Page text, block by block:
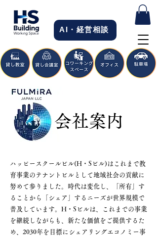
AI・経営相談
会社案内
ハッピースクールビル(H・Sビル)はこれまで教
育事業のテナントビルとして地域社会の貢献に
努めて参りました。時代は変化し、「所有」す
ることから「シェア」するニーズが世界規模で
普及しています。H・Sビルは、これまでの事業
を継続しながらも、新たな価値をご提供するた
め、2030年を目標にシェアリングエコノミー事